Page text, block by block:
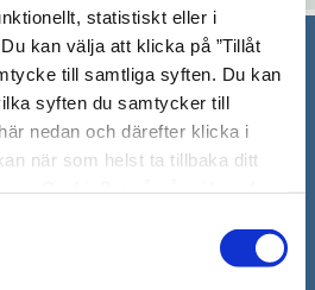
statistiskt eller i
kan välja att klicka på ”Tillåt
till samtliga syften. Du kan
syften du samtycker till
nedan och därefter klicka i
när som helst ta tillbaka ditt
om hur kakorna används och
inhämtar och behandlar
26